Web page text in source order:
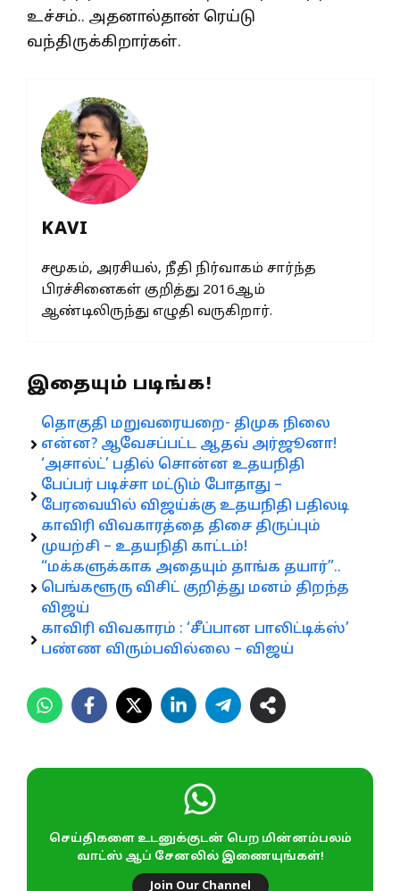
உச்சம்.. அதனால்தான் ரெய்டு
வந்திருக்கிறார்கள்.
KAVI
சமூகம், அரசியல், நீதி நிர்வாகம் சார்ந்த
பிரச்சினைகள் குறித்து 2016ஆம்
ஆண்டிலிருந்து எழுதி வருகிறார்.
இதையும் படிங்க!
தொகுதி மறுவரையறை- திமுக நிலை
என்ன? ஆவேசப்பட்ட ஆதவ் அர்ஜூனா!
‘அசால்ட்’ பதில் சொன்ன உதயநிதி
பேப்பர் படிச்சா மட்டும் போதாது –
பேரவையில் விஜய்க்கு உதயநிதி பதிலடி
காவிரி விவகாரத்தை திசை திருப்பும்
முயற்சி – உதயநிதி காட்டம்!
“மக்களுக்காக அதையும் தாங்க தயார்”..
பெங்களூரு விசிட் குறித்து மனம் திறந்த
விஜய்
காவிரி விவகாரம் : ‘சீப்பான பாலிட்டிக்ஸ்’
பண்ண விரும்பவில்லை – விஜய்
செய்திகளை உடனுக்குடன் பெற மின்னம்பலம்
வாட்ஸ் ஆப் சேனலில் இணையுங்கள்!
Join Our Channel